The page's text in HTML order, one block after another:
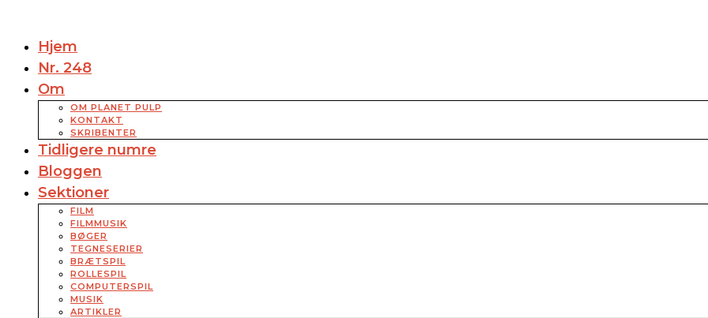
Hjem
Nr. 248
Om
OM PLANET PULP
KONTAKT
SKRIBENTER
Tidligere numre
Bloggen
Sektioner
FILM
FILMMUSIK
BØGER
TEGNESERIER
BRÆTSPIL
ROLLESPIL
COMPUTERSPIL
MUSIK
ARTIKLER